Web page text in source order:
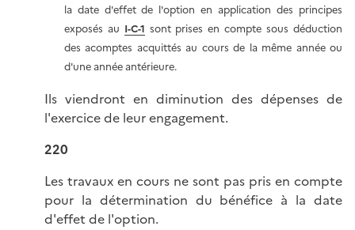
la date d'effet de l'option en application des principes
exposés au I-C-1 sont prises en compte sous déduction
des acomptes acquittés au cours de la même année ou
d'une année antérieure.
Ils viendront en diminution des dépenses de
l'exercice de leur engagement.
220
Les travaux en cours ne sont pas pris en compte
pour la détermination du bénéfice à la date
d'effet de l'option.